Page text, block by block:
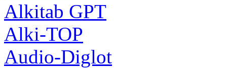
Alkitab GPT
Alki-TOP
Audio-Diglot